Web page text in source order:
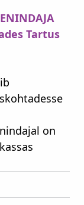
Tartus
on